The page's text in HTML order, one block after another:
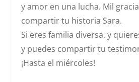
y amor en una lucha. Mil
compartir tu historia Sara.
Si eres familia diversa, y
y puedes compartir tu
¡Hasta el miércoles!